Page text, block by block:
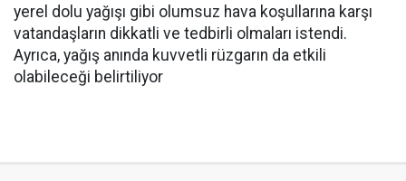
yerel dolu yağışı gibi olumsuz hava koşullarına karşı
vatandaşların dikkatli ve tedbirli olmaları istendi.
Ayrıca, yağış anında kuvvetli rüzgarın da etkili
olabileceği belirtiliyor